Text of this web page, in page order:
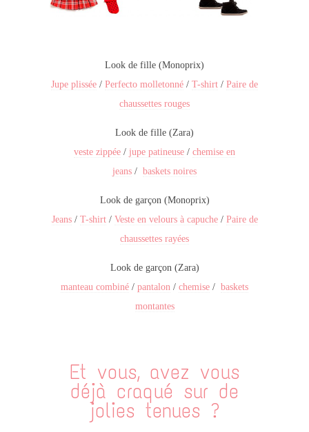
Look de fille (Monoprix)
Jupe plissée / Perfecto molletonné / T-shirt / Paire de
chaussettes rouges
Look de fille (Zara)
veste zippée / jupe patineuse / chemise en
jeans / baskets noires
Look de garçon (Monoprix)
Jeans/ T-shirt/ Veste en velours à capuche/ Paire de
chaussettes rayées
Look de garçon (Zara)
manteau combiné / pantalon / chemise / baskets
montantes
Et vous, avez vous
déjà craqué sur de
jolies tenues ?